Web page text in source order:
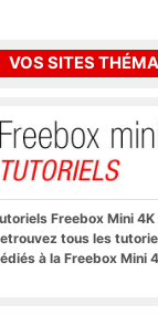
VOS SITES
Freebox Mini 4K
tous les
à la Freebox Mini